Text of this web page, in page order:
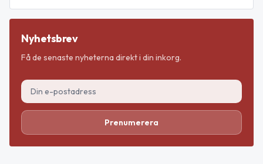
Nyhetsbrev
Få de senaste nyheterna direkt i din inkorg.
Prenumerera